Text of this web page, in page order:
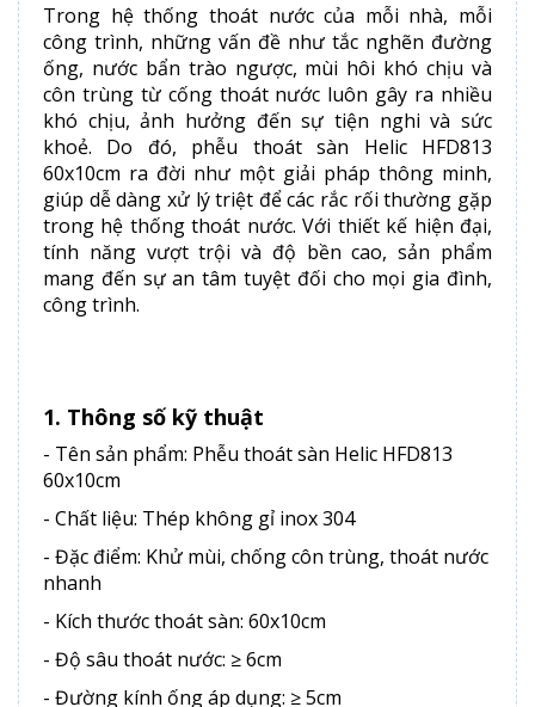
Trong hệ thống thoát nước của mỗi nhà, mỗi
công trình, những vấn đề như tắc nghẽn đường
ống, nước bẩn trào ngược, mùi hôi khó chịu và
côn trùng từ cống thoát nước luôn gây ra nhiều
khó chịu, ảnh hưởng đến sự tiện nghi và sức
khoẻ. Do đó, phễu thoát sàn Helic HFD813
60x10cm ra đời như một giải pháp thông minh,
giúp dễ dàng xử lý triệt để các rắc rối thường gặp
trong hệ thống thoát nước. Với thiết kế hiện đại,
tính năng vượt trội và độ bền cao, sản phẩm
mang đến sự an tâm tuyệt đối cho mọi gia đình,
công trình.
1. Thông số kỹ thuật
- Tên sản phẩm: Phễu thoát sàn Helic HFD813
60x10cm
- Chất liệu: Thép không gỉ inox 304
- Đặc điểm: Khử mùi, chống côn trùng, thoát nước
nhanh
- Kích thước thoát sàn: 60x10cm
- Độ sâu thoát nước: ≥ 6cm
- Đường kính ống áp dụng: ≥ 5cm